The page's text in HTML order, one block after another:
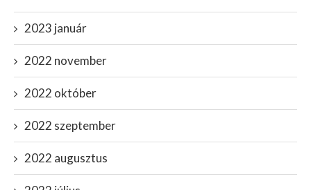
2023 január
2022 november
2022 október
2022 szeptember
2022 augusztus